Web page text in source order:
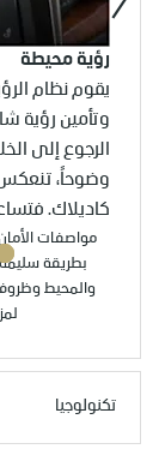
السابق
رؤية محيطة
يقوم نظام
وتأمين رؤية
الرجوع إلى
وضوحاً،
كاديلاك.
مواصفات
بطريقة سليمة
والمحيط
تكنولوجيا